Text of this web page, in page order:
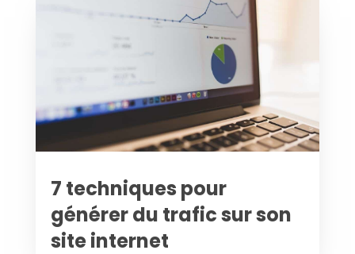
7 techniques pour
générer du trafic sur son
site internet